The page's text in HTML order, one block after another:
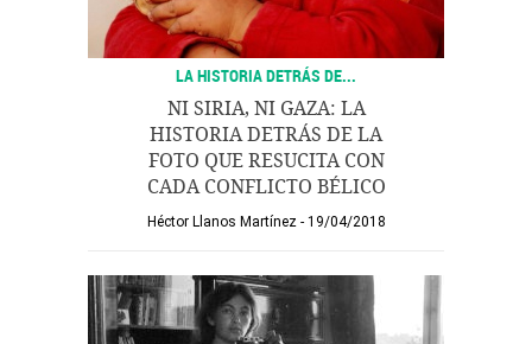
LA HISTORIA DETRÁS DE...
NI SIRIA, NI GAZA: LA
HISTORIA DETRÁS DE LA
FOTO QUE RESUCITA CON
CADA CONFLICTO BÉLICO
Héctor Llanos Martínez 19/04/2018